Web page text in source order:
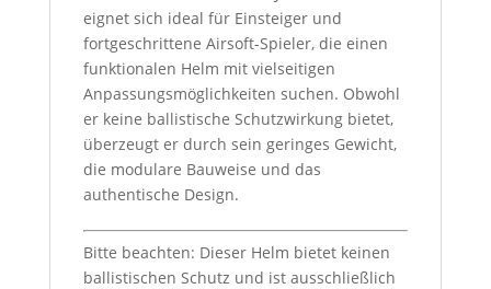
eignet sich ideal für Einsteiger und
fortgeschrittene Airsoft-Spieler, die einen
funktionalen Helm mit vielseitigen
Anpassungsmöglichkeiten suchen. Obwohl
er keine ballistische Schutzwirkung bietet,
überzeugt er durch sein geringes Gewicht,
die modulare Bauweise und das
authentische Design.
Bitte beachten: Dieser Helm bietet keinen
ballistischen Schutz und ist ausschließlich